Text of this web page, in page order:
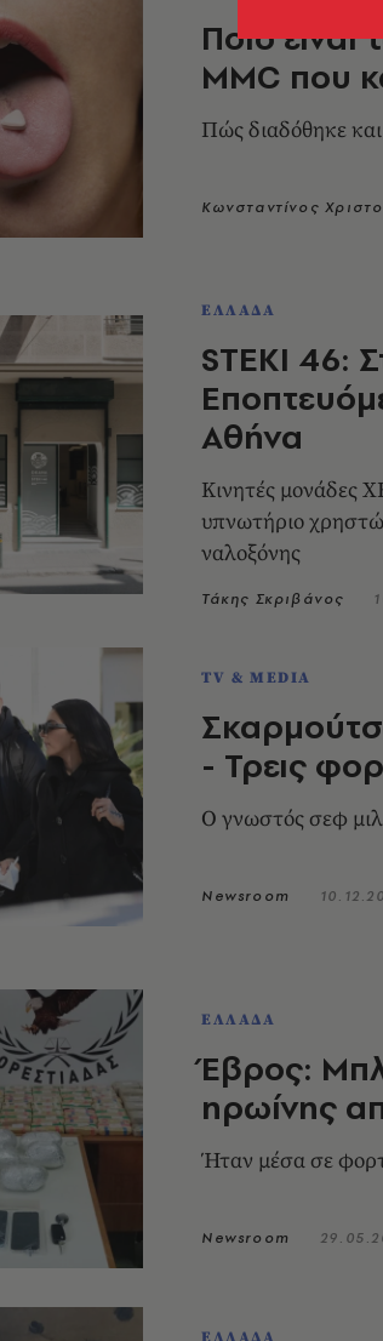
Ποιο
MMC που
Πώς διαδόθηκε και
Κωνσταντίνος
ΕΛΛΑΔΑ
STEKI 46:
Αθήνα
Κινητές μονάδες
υπνωτήριο
ναλοξόνης
Τάκης Σκριβάνος
TV & MEDIA
- Τρεις
Ο γνωστός σεφ
Newsroom
ΕΛΛΑΔΑ
Έβρος:
ηρωίνης
Ήταν μέσα σε
Newsroom
ΕΛΛΑΔΑ